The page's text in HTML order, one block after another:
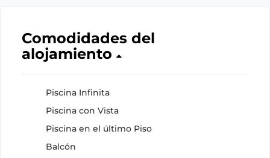
Comodidades del
alojamiento
Piscina Infinita
Piscina con Vista
Piscina en el último Piso
Balcón